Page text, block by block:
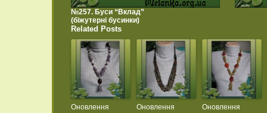
№257. Буси “Вклад”
(біжутерні бусинки)
Related Posts
Оновлення
Оновлення
Оновлення